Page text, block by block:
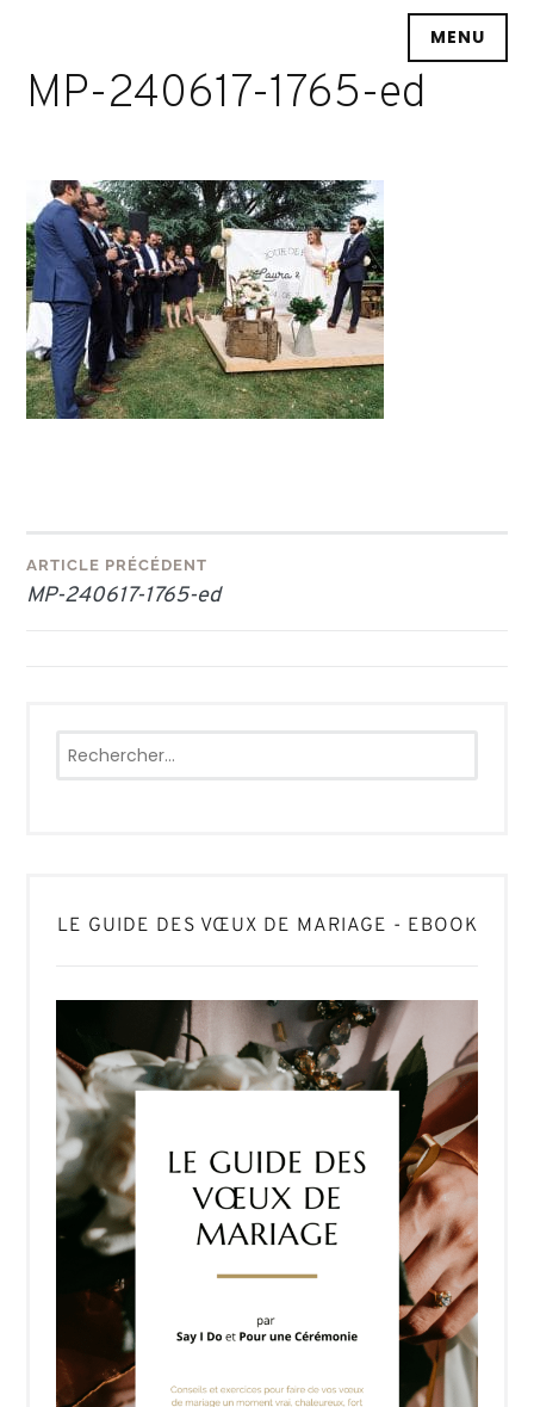
principal
MENU
MP-240617-1765-ed
Navigation
ARTICLE PRÉCÉDENT
MP-240617-1765-ed
LE GUIDE DES VŒUX DE MARIAGE - EBOOK